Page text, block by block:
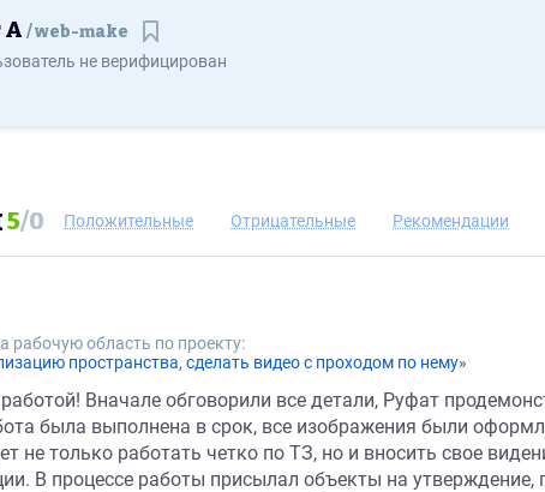
Руфат А web-
А web-make
Сохранить контакт
не верифицирован
5/0 Положительные Отрицательные Рекомендации
рабочую область по проекту:
пространства, сделать видео с проходом по нему»
Вначале обговорили все детали, Руфат
была выполнена в срок, все изображения были
не только работать четко по ТЗ, но и вносить свое
В процессе работы присылал объекты на